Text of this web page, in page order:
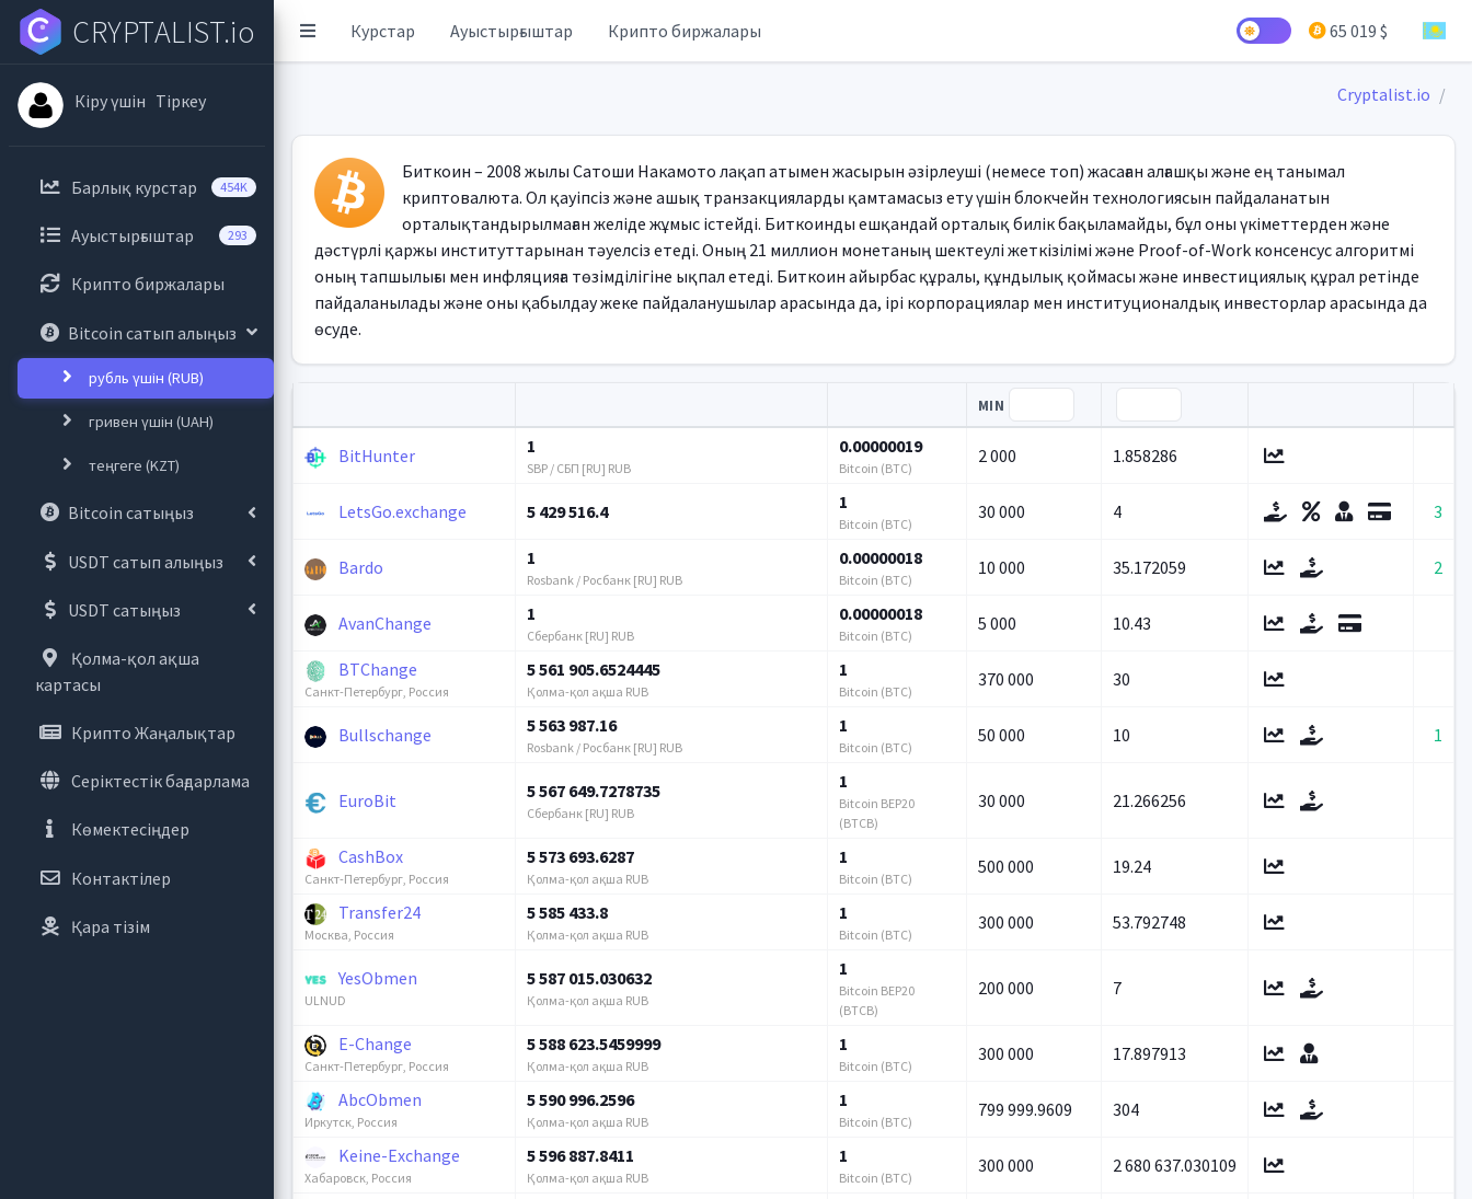
Курстар Ауыстырғыштар Крипто биржалары 65 019 $
CRYPTALIST.io
Кіру үшін Тіркеу
Барлық курстар 454K
Ауыстырғыштар 293
Крипто биржалары
Bitcoin сатып алыңыз
рубль үшін (RUB)
гривен үшін (UAH)
теңгеге (KZT)
Bitcoin сатыңыз
USDT сатып алыңыз
USDT сатыңыз
Қолма-қол ақша
картасы
Крипто Жаңалықтар
Серіктестік бағдарлама
Көмектесіңдер
Контактілер
Қара тізім
Cryptalist.io
Биткоин – 2008 жылы Сатоши Накамото лақап атымен жасырын әзірлеуші ​​(немесе топ) жасаған алғашқы және ең танымал
криптовалюта. Ол қауіпсіз және ашық транзакцияларды қамтамасыз ету үшін блокчейн технологиясын пайдаланатын
орталықтандырылмаған желіде жұмыс істейді. Биткоинды ешқандай орталық билік бақыламайды, бұл оны үкіметтерден және
дәстүрлі қаржы институттарынан тәуелсіз етеді. Оның 21 миллион монетаның шектеулі жеткізілімі және Proof-of-Work консенсус алгоритмі
оның тапшылығы мен инфляцияға төзімділігіне ықпал етеді. Биткоин айырбас құралы, құндылық қоймасы және инвестициялық құрал ретінде
пайдаланылады және оны қабылдау жеке пайдаланушылар арасында да, ірі корпорациялар мен институционалдық инвесторлар арасында да
өсуде.
MIN
BitHunter 1
SBP / СБП [RU] RUB
0.00000019
Bitcoin (BTC)
2 000 1.858286
LetsGo.exchange 5 429 516.4 1
Bitcoin (BTC)
30 000 4 3
Bardo 1
Rosbank / Росбанк [RU] RUB
0.00000018
Bitcoin (BTC)
10 000 35.172059 2
AvanChange 1
Сбербанк [RU] RUB
0.00000018
Bitcoin (BTC)
5 000 10.43
BTChange
Санкт-Петербург, Россия
5 561 905.6524445
Қолма-қол ақша RUB
1
Bitcoin (BTC)
370 000 30
Bullschange 5 563 987.16
Rosbank / Росбанк [RU] RUB
1
Bitcoin (BTC)
50 000 10 1
EuroBit 5 567 649.7278735
Сбербанк [RU] RUB
1
Bitcoin BEP20
(BTCB)
30 000 21.266256
CashBox
Санкт-Петербург, Россия
5 573 693.6287
Қолма-қол ақша RUB
1
Bitcoin (BTC)
500 000 19.24
Transfer24
Москва, Россия
5 585 433.8
Қолма-қол ақша RUB
1
Bitcoin (BTC)
300 000 53.792748
YesObmen
ULNUD
5 587 015.030632
Қолма-қол ақша RUB
1
Bitcoin BEP20
(BTCB)
200 000 7
E-Change
Санкт-Петербург, Россия
5 588 623.5459999
Қолма-қол ақша RUB
1
Bitcoin (BTC)
300 000 17.897913
AbcObmen
Иркутск, Россия
5 590 996.2596
Қолма-қол ақша RUB
1
Bitcoin (BTC)
799 999.9609 304
Keine-Exchange
Хабаровск, Россия
5 596 887.8411
Қолма-қол ақша RUB
1
Bitcoin (BTC)
300 000 2 680 637.030109